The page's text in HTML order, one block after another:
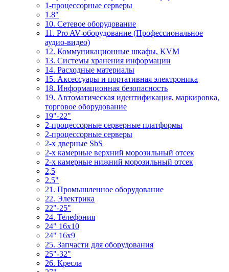
1-процессорные серверы
1.8"
10. Сетевое оборудование
11. Pro AV-оборудование (Профессиональное
аудио-видео)
12. Коммуникационные шкафы, KVM
13. Системы хранения информации
14. Расходные материалы
15. Аксессуары и портативная электроника
18. Информационная безопасность
19. Автоматическая идентификация, маркировка,
торговое оборудование
19"-22"
2-процессорные серверные платформы
2-процессорные серверы
2-х дверные SbS
2-х камерные верхний морозильный отсек
2-х камерные нижний морозильный отсек
2,5
2.5"
21. Промышленное оборудование
22. Электрика
22"-25"
24. Телефония
24" 16x10
24" 16x9
25. Запчасти для оборудования
25"-32"
26. Кресла